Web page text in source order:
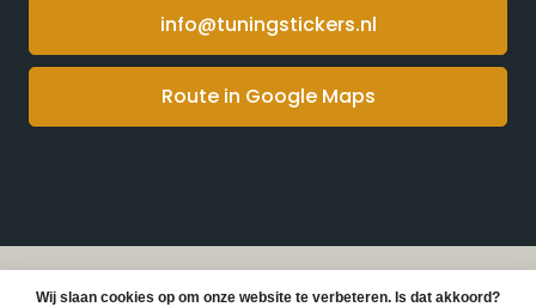
info@tuningstickers.nl
Route in Google Maps
© Copyright 2026 Tuningstickers -
Webshop laten
Wij slaan cookies op om onze website te verbeteren. Is dat akkoord?